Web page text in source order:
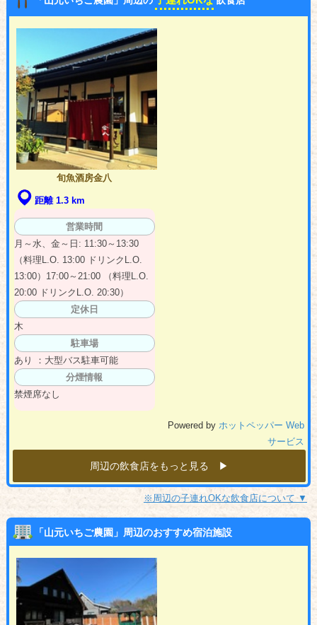
旬魚酒房金八
距離 1.3 km
営業時間
月～水、金～日: 11:30～13:30
（料理L.O. 13:00 ドリンクL.O.
13:00）17:00～21:00 （料理L.O.
20:00 ドリンクL.O. 20:30）
定休日
木
駐車場
あり ：大型バス駐車可能
分煙情報
禁煙席なし
Powered by ホットペッパー Web
サービス
周辺の飲食店をもっと見る ▶︎
※周辺の子連れOKな飲食店について ▼
「山元いちご農園」周辺のおすすめ宿泊施設